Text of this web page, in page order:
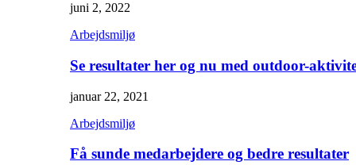
juni 2, 2022
Arbejdsmiljø
Se resultater her og nu med outdoor-
januar 22, 2021
Arbejdsmiljø
Få sunde medarbejdere og bedre resultater